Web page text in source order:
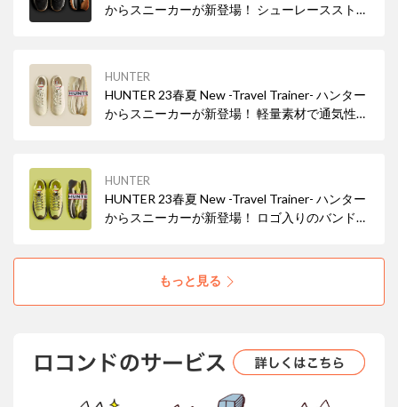
からスニーカーが新登場！ シューレースストッ
HUNTER
HUNTER 23春夏 New -Travel Trainer- ハンター
からスニーカーが新登場！ 軽量素材で通気性も
HUNTER
HUNTER 23春夏 New -Travel Trainer- ハンター
からスニーカーが新登場！ ロゴ入りのバンド付
もっと見る